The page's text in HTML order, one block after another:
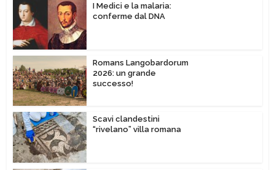
I Medici e la malaria:
conferme dal DNA
Romans Langobardorum
2026: un grande
successo!
Scavi clandestini
“rivelano” villa romana